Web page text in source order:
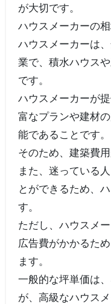
が大切です。
ハウスメーカーの
ハウスメーカーは
業で、積水ハウス
です。
ハウスメーカーが
富なプランや建材
能であることです。
そのため、建築費
また、迷っている
とができるため、
す。
ただし、ハウスメ
広告費がかかるた
ます。
一般的な坪単価は
が、高級なハウス